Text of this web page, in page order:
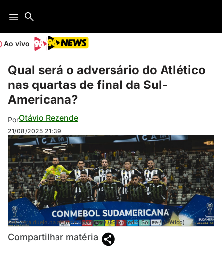
Ao vivo
Qual será o adversário do Atlético
nas quartas de final da Sul-
Americana?
PorOtávio Rezende
21/08/2025 21:39
Galo terá duelo na altitude pela frente (Foto: Pedro Souza / Atlético)
Compartilhar matéria